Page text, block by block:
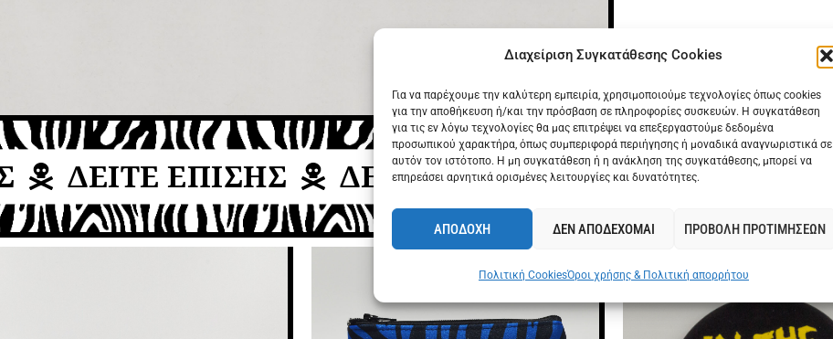
Διαχείριση Συγκατάθεσης Cookies
Για να παρέχουμε την καλύτερη εμπειρία, χρησιμοποιούμε τεχνολογίες όπως cookies
για την αποθήκευση ή/και την πρόσβαση σε πληροφορίες συσκευών. Η συγκατάθεση
για τις εν λόγω τεχνολογίες θα μας επιτρέψει να επεξεργαστούμε δεδομένα
προσωπικού χαρακτήρα, όπως συμπεριφορά περιήγησης ή μοναδικά αναγνωριστικά σε
αυτόν τον ιστότοπο. Η μη συγκατάθεση ή η ανάκληση της συγκατάθεσης, μπορεί να
επηρεάσει αρνητικά ορισμένες λειτουργίες και δυνατότητες.
ΑΠΟΔΟΧΗ ΔΕΝ ΑΠΟΔΕΧΟΜΑΙ ΠΡΟΒΟΛΗ ΠΡΟΤΙΜΗΣΕΩΝ
Πολιτική CookiesΌροι χρήσης & Πολιτική απορρήτου
ΔΕΙΤΕ ΕΠΙΣΗΣ ΔΕΙΤΕ ΕΠΙΣΗΣ ΔΕΙΤΕ ΕΠΙΣΗΣ